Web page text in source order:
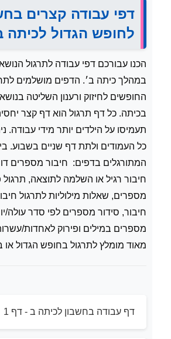
דפי עבודה קצרים
לחופש הגדול לכיתה
הכנו עבורכם דפי עבודה לתרגול
במהלך כיתה ב׳. הדפים מושלמים
החופשים לחיזוק ורענון השליטה
בכיתה. כל דף תרגול הוא דף קצר
תעמיסו על הילדים יותר מידי עבודה.
כל העמודים ולתת דף שניים בשבוע.
המתורגלים בדפים: חיבור מספרים
חיבור רגיל או השלמה לתוצאה, תרגול
מספרים, שאלות מילוליות לתרגול
חיבור, סידור מספרים לפי סדר עולה/
מספרים במילים ופירוק לאחדות/
מאוד מומלץ לתרגול בחופש הגדול
דף עבודה בחשבון לכיתה ב - דף 1